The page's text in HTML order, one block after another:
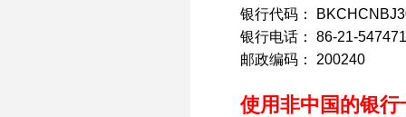
银行代码：
银行电话： 86-21-
邮政编码： 200240
使用非中国的银行